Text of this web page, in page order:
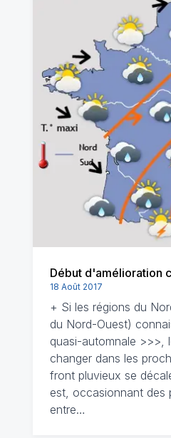
Début d'amélioration
18 Août 2017
+ Si les régions du
du Nord-Ouest)
quasi-automnale >>>,
changer dans les
front pluvieux se
est, occasionnant des
entre…